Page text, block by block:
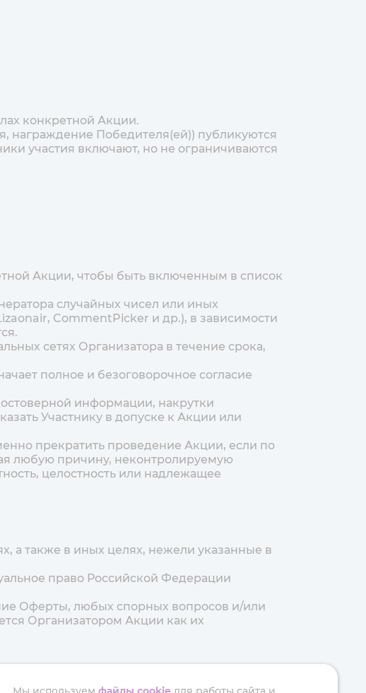
конкретной Акции.
награждение Победителя(ей)) публикуются
участия включают, но не ограничиваются
Акции, чтобы быть включенным в список
случайных чисел или иных
CommentPicker и др.), в зависимости
сетях Организатора в течение срока,
полное и безоговорочное согласие
информации, накрутки
Участнику в допуске к Акции или
прекратить проведение Акции, если по
любую причину, неконтролируемую
целостность или надлежащее
а также в иных целях, нежели указанные в
право Российской Федерации
Оферты, любых спорных вопросов и/или
Организатором Акции как их